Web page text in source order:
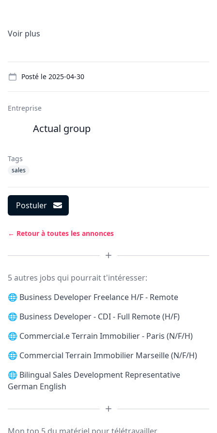
Voir plus
Posté le 2025-04-30
Entreprise
Actual group
Tags
sales
Postuler
← Retour à toutes les annonces
5 autres jobs qui pourrait t'intéresser:
🌐 Business Developer Freelance H/F - Remote
🌐 Business Developer - CDI - Full Remote (H/F)
🌐 Commercial.e Terrain Immobilier - Paris (N/F/H)
🌐 Commercial Terrain Immobilier Marseille (N/F/H)
🌐 Bilingual Sales Development Representative
German English